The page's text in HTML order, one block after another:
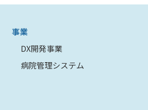
事業
DX開発事業
病院管理システム